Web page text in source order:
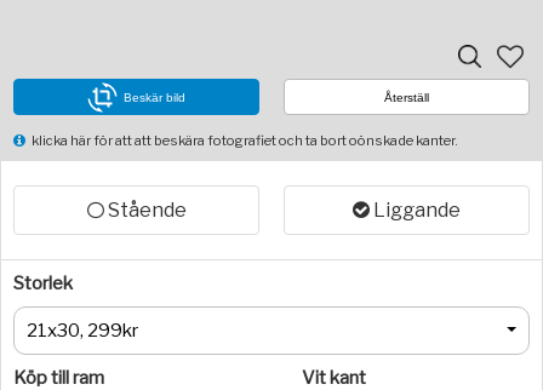
Beskär bild Återställ
klicka här för att att beskära fotografiet och ta bort oönskade kanter.
Stående Liggande
Storlek
21x30, 299kr
Köp till ram Vit kant